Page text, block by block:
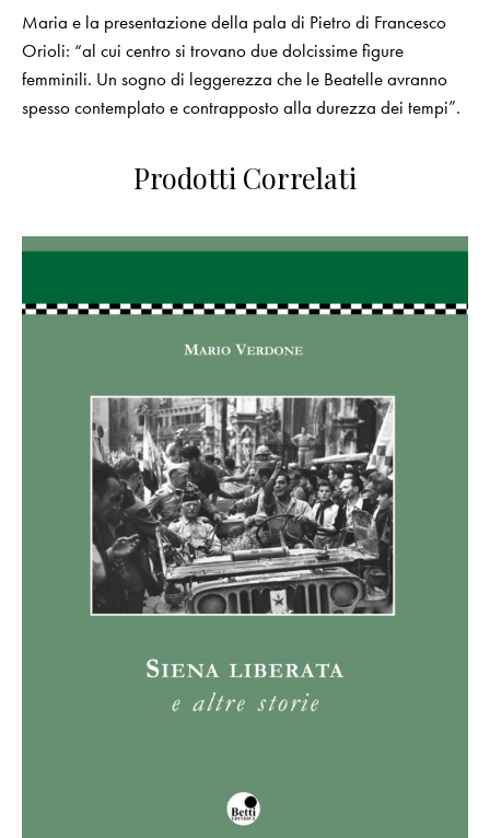
Maria e la presentazione della pala di Pietro di Francesco
Orioli: “al cui centro si trovano due dolcissime figure
femminili. Un sogno di leggerezza che le Beatelle avranno
spesso contemplato e contrapposto alla durezza dei tempi”.
Prodotti Correlati